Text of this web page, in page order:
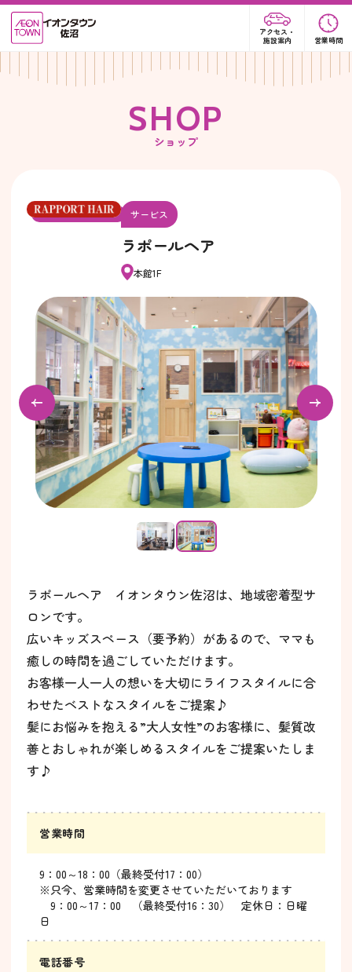
アクセス・
施設案内
営業時間
SHOP
ショップ
サービス
ラポールヘア
本館1F
ラポールヘア イオンタウン佐沼は、地域密着型サ
ロンです。
広いキッズスペース（要予約）があるので、ママも
癒しの時間を過ごしていただけます。
お客様一人一人の想いを大切にライフスタイルに合
わせたベストなスタイルをご提案♪
髪にお悩みを抱える”大人女性”のお客様に、髪質改
善とおしゃれが楽しめるスタイルをご提案いたしま
す♪
営業時間
9：00～18：00（最終受付17：00）
※只今、営業時間を変更させていただいております
9：00～17：00 （最終受付16：30） 定休日：日曜
日
電話番号